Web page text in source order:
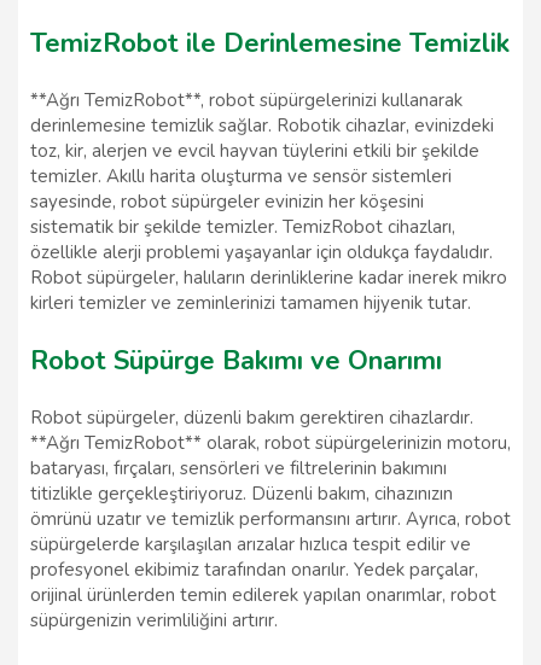
TemizRobot ile Derinlemesine Temizlik
**Ağrı TemizRobot**, robot süpürgelerinizi kullanarak
derinlemesine temizlik sağlar. Robotik cihazlar, evinizdeki
toz, kir, alerjen ve evcil hayvan tüylerini etkili bir şekilde
temizler. Akıllı harita oluşturma ve sensör sistemleri
sayesinde, robot süpürgeler evinizin her köşesini
sistematik bir şekilde temizler. TemizRobot cihazları,
özellikle alerji problemi yaşayanlar için oldukça faydalıdır.
Robot süpürgeler, halıların derinliklerine kadar inerek mikro
kirleri temizler ve zeminlerinizi tamamen hijyenik tutar.
Robot Süpürge Bakımı ve Onarımı
Robot süpürgeler, düzenli bakım gerektiren cihazlardır.
**Ağrı TemizRobot** olarak, robot süpürgelerinizin motoru,
bataryası, fırçaları, sensörleri ve filtrelerinin bakımını
titizlikle gerçekleştiriyoruz. Düzenli bakım, cihazınızın
ömrünü uzatır ve temizlik performansını artırır. Ayrıca, robot
süpürgelerde karşılaşılan arızalar hızlıca tespit edilir ve
profesyonel ekibimiz tarafından onarılır. Yedek parçalar,
orijinal ürünlerden temin edilerek yapılan onarımlar, robot
süpürgenizin verimliliğini artırır.